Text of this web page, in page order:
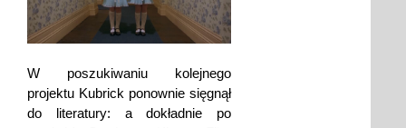
W poszukiwaniu kolejnego
projektu Kubrick ponownie sięgnął
do literatury: a dokładnie po